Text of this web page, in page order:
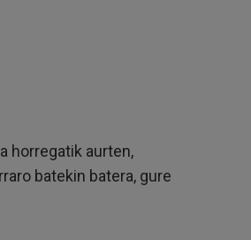
horregatik aurten,
batekin batera, gure